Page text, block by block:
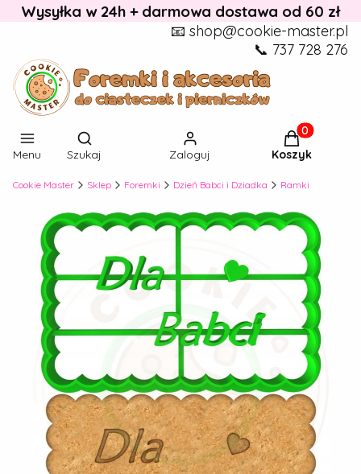
Wysyłka w 24h + darmowa dostawa od 60 zł
📧 shop@cookie-master.pl
📞 737 728 276
Menu
Otwórz wyszukiwarkę
Szukaj Zaloguj
Produkty w
Koszyk
Cookie Master Sklep Foremki Dzień Babci i Dziadka Ramki